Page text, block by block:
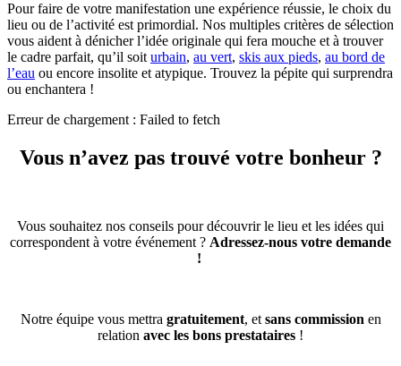
Pour faire de votre manifestation une expérience réussie, le choix du
lieu ou de l’activité est primordial. Nos multiples critères de sélection
vous aident à dénicher l’idée originale qui fera mouche et à trouver
le cadre parfait, qu’il soit urbain, au vert, skis aux pieds, au bord de
l’eau ou encore insolite et atypique. Trouvez la pépite qui surprendra
ou enchantera !
Erreur de chargement : Failed to fetch
Vous n’avez pas trouvé votre bonheur ?
Vous souhaitez nos conseils pour découvrir le lieu et les idées qui
correspondent à votre événement ? Adressez-nous votre demande
!
Notre équipe vous mettra gratuitement, et sans commission en
relation avec les bons prestataires !